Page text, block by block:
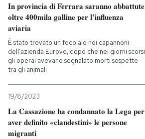
In provincia di Ferrara saranno abbattute
oltre 400mila galline per l’influenza
aviaria
È stato trovato un focolaio nei capannoni
dell'azienda Eurovo, dopo che nei giorni scorsi
gli operai avevano segnalato morti sospette
tra gli animali
19/8/2023
La Cassazione ha condannato la Lega per
aver definito «clandestini» le persone
migranti